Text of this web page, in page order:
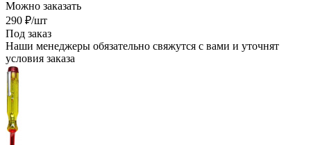
Можно заказать
290 ₽/шт
Под заказ
Наши менеджеры обязательно свяжутся с вами и уточнят
условия заказа